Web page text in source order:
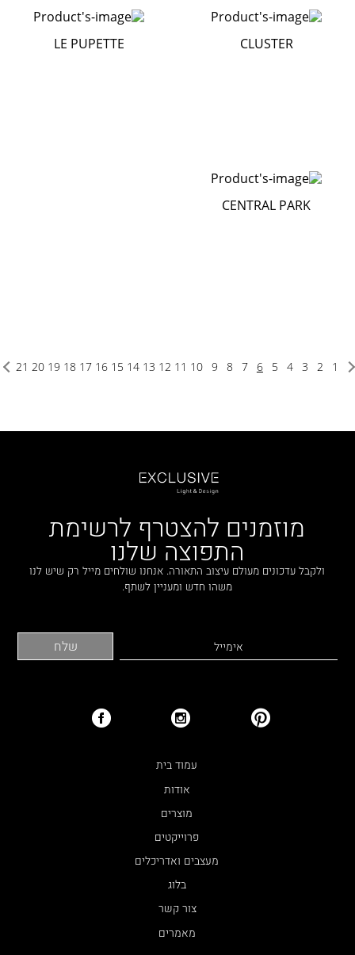
CLUSTER
LE PUPETTE
CENTRAL PARK
1
2
3
4
5
6
7
8
9
10
11
12
13
14
15
16
17
18
19
20
21
מוזמנים להצטרף לרשימת
התפוצה שלנו
ולקבל עדכונים מעולם עיצוב התאורה. אנחנו שולחים מייל רק שיש לנו
משהו חדש ומעניין לשתף.
עמוד בית
אודות
מוצרים
פרוייקטים
מעצבים ואדריכלים
בלוג
צור קשר
מאמרים